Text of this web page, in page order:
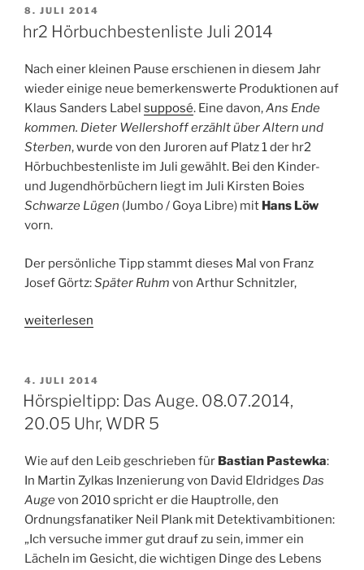
(RBB):
Autsystem.
Tom
Peukert.
Ab
09.07.2014“
VERÖFFENTLICHT
AM
8. JULI 2014
hr2 Hörbuchbestenliste Juli 2014
Nach einer kleinen Pause erschienen in diesem Jahr
wieder einige neue bemerkenswerte Produktionen auf
Klaus Sanders Label supposé. Eine davon,Ans Ende
kommen. Dieter Wellershoff erzählt über Altern und
Sterben, wurde von den Juroren auf Platz 1 der hr2
Hörbuchbestenliste im Juli gewählt. Bei den Kinder-
und Jugendhörbüchern liegt im Juli Kirsten Boies
Schwarze Lügen (Jumbo / Goya Libre) mit Hans Löw
vorn.
Der persönliche Tipp stammt dieses Mal von Franz
Josef Görtz:Später Ruhm von Arthur Schnitzler,
„hr2
2014“
weiterlesen
VERÖFFENTLICHT
AM
4. JULI 2014
Hörspieltipp: Das Auge. 08.07.2014,
20.05 Uhr, WDR 5
Wie auf den Leib geschrieben für Bastian Pastewka:
In Martin Zylkas Inzenierung von David Eldridges Das
Augevon 2010 spricht er die Hauptrolle, den
Ordnungsfanatiker Neil Plank mit Detektivambitionen:
„Ich versuche immer gut drauf zu sein, immer ein
Lächeln im Gesicht, die wichtigen Dinge des Lebens